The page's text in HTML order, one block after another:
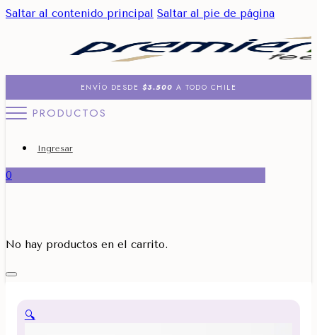
Saltar al contenido principal Saltar al pie de página
ENVÍO DESDE $3.500 A TODO CHILE
PRODUCTOS
Ingresar
0
No hay productos en el carrito.
🔍